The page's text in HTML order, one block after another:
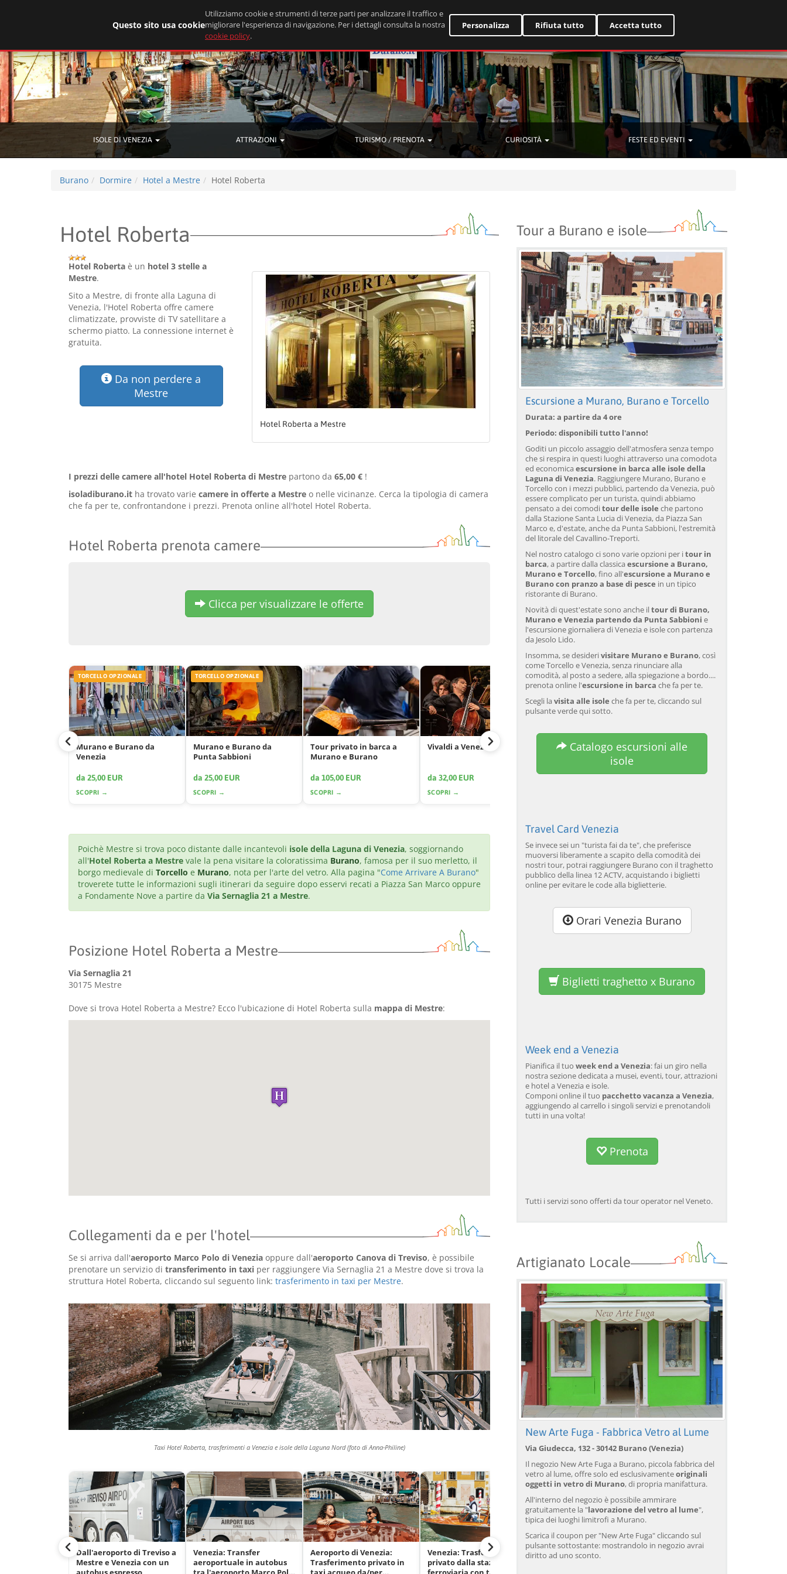
ISOLE DI VENEZIA ATTRAZIONI TURISMO / PRENOTA CURIOSITÀ FESTE ED EVENTI
Burano Dormire Hotel a Mestre Hotel Roberta
Hotel Roberta
Hotel Roberta è un hotel 3 stelle a
Mestre.
Sito a Mestre, di fronte alla Laguna di
Venezia, l'Hotel Roberta offre camere
climatizzate, provviste di TV satellitare a
schermo piatto. La connessione internet è
gratuita.
Da non perdere a
Mestre
Hotel Roberta a Mestre
I prezzi delle camere all'hotel Hotel Roberta di Mestre partono da 65,00 € !
isoladiburano.it ha trovato varie camere in offerte a Mestre o nelle vicinanze. Cerca la tipologia di camera
che fa per te, confrontandone i prezzi. Prenota online all'hotel Hotel Roberta.
Hotel Roberta prenota camere
Clicca per visualizzare le offerte
TORCELLO OPZIONALE
Murano e Burano da
Venezia
da 25,00 EUR
SCOPRI →
TORCELLO OPZIONALE
Murano e Burano da
Punta Sabbioni
da 25,00 EUR
SCOPRI →
Tour privato in barca a
Murano e Burano
da 105,00 EUR
SCOPRI →
Vivaldi a Venezia
da 32,00 EUR
SCOPRI →
Tour guidato di Murano e
Burano in barca privata
con dimostrazione di
lavorazione del vetro
Venezia: Tour della laguna
Poichè Mestre si trova poco distante dalle incantevoli isole della Laguna di Venezia, soggiornando
all'Hotel Roberta a Mestre vale la pena visitare la coloratissima Burano, famosa per il suo merletto, il
borgo medievale di Torcello e Murano, nota per l'arte del vetro. Alla pagina "Come Arrivare A Burano"
troverete tutte le informazioni sugli itinerari da seguire dopo esservi recati a Piazza San Marco oppure
a Fondamente Nove a partire da Via Sernaglia 21 a Mestre.
Posizione Hotel Roberta a Mestre
Via Sernaglia 21
30175 Mestre
Dove si trova Hotel Roberta a Mestre? Ecco l'ubicazione di Hotel Roberta sulla mappa di Mestre:
Collegamenti da e per l'hotel
Se si arriva dall'aeroporto Marco Polo di Venezia oppure dall'aeroporto Canova di Treviso, è possibile
prenotare un servizio di transferimento in taxi per raggiungere Via Sernaglia 21 a Mestre dove si trova la
struttura Hotel Roberta, cliccando sul seguento link: trasferimento in taxi per Mestre.
Taxi Hotel Roberta, trasferimenti a Venezia e isole della Laguna Nord (foto di Anna-Philine)
Dall'aeroporto di Treviso a
Mestre e Venezia con un
Venezia: Transfer
aeroportuale in autobus
Aeroporto di Venezia:
Trasferimento privato in
Venezia: Trasferimento
privato dalla stazione
Venezia: trasferimento in
Venezia: Trasferimento in
Tour a Burano e isole
Escursione a Murano, Burano e Torcello
Durata: a partire da 4 ore
Periodo: disponibili tutto l'anno!
Goditi un piccolo assaggio dell'atmosfera senza tempo
che si respira in questi luoghi attraverso una comodota
ed economica escursione in barca alle isole della
Laguna di Venezia. Raggiungere Murano, Burano e
Torcello con i mezzi pubblici, partendo da Venezia, può
essere complicato per un turista, quindi abbiamo
pensato a dei comoditour delle isole che partono
dalla Stazione Santa Lucia di Venezia, da Piazza San
Marco e, d'estate, anche da Punta Sabbioni, l'estremità
del litorale del Cavallino-Treporti.
Nel nostro catalogo ci sono varie opzioni per itour in
barca, a partire dalla classica escursione a Burano,
Murano e Torcello, fino all'escursione a Murano e
Burano con pranzo a base di pesce in un tipico
ristorante di Burano.
Novità di quest'estate sono anche iltour di Burano,
Murano e Venezia partendo da Punta Sabbioni e
l'escursione giornaliera di Venezia e isole con partenza
da Jesolo Lido.
Insomma, se desiderivisitare Murano e Burano, così
come Torcello e Venezia, senza rinunciare alla
comodità, al posto a sedere, alla spiegazione a bordo....
prenota online l'escursione in barca che fa per te.
Scegli la visita alle isole che fa per te, cliccando sul
pulsante verde qui sotto.
Catalogo escursioni alle
isole
Travel Card Venezia
Se invece sei un "turista fai da te", che preferisce
muoversi liberamente a scapito della comodità dei
nostri tour, potrai raggiungere Burano con il traghetto
pubblico della linea 12 ACTV, acquistando i biglietti
online per evitare le code alla biglietterie.
Orari Venezia Burano
Biglietti traghetto x Burano
Week end a Venezia
Pianifica il tuo week end a Venezia: fai un giro nella
nostra sezione dedicata a musei, eventi, tour, attrazioni
e hotel a Venezia e isole.
Componi online il tuo pacchetto vacanza a Venezia,
aggiungendo al carrello i singoli servizi e prenotandoli
tutti in una volta!
Prenota
Tutti i servizi sono offerti da tour operator nel Veneto.
Artigianato Locale
New Arte Fuga - Fabbrica Vetro al Lume
Via Giudecca, 132 - 30142 Burano (Venezia)
Il negozio New Arte Fuga a Burano, piccola fabbrica del
vetro al lume, offre solo ed esclusivamenteoriginali
oggetti in vetro di Murano, di propria manifattura.
All'interno del negozio è possibile ammirare
gratuitamente la "lavorazione del vetro al lume",
tipica dei luoghi limitrofi a Murano.
Scarica il coupon per "New Arte Fuga" cliccando sul
pulsante sottostante: mostrandolo in negozio avrai
diritto ad uno sconto.
Questo sito usa cookie
Utilizziamo cookie e strumenti di terze parti per analizzare il traffico e
migliorare l'esperienza di navigazione. Per i dettagli consulta la nostra
cookie policy.
Personalizza Rifiuta tutto Accetta tutto